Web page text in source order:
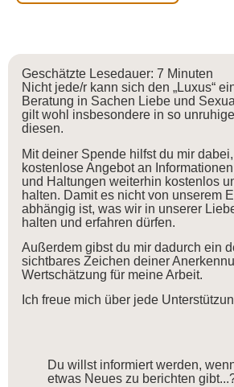
Geschätzte Lesedauer:7 Minuten
Nicht jede/r kann sich den „Luxus“
Beratung in Sachen Liebe und
gilt wohl insbesondere in so
diesen.
Mit deiner Spende hilfst du mir
kostenlose Angebot an
und Haltungen weiterhin kostenlos
halten. Damit es nicht von unserem
abhängig ist, was wir in unserer
halten und erfahren dürfen.
Außerdem gibst du mir dadurch ein
sichtbares Zeichen deiner
Wertschätzung für meine Arbeit.
Ich freue mich über jede
Du willst informiert werden,
etwas Neues zu berichten